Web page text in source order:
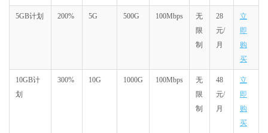
5GB计划 200% 5G 500G 100Mbps
无
限
制
28
元/
月
立
即
购
买
10GB计
划
300% 10G 1000G 100Mbps
无
限
制
48
元/
月
立
即
购
买